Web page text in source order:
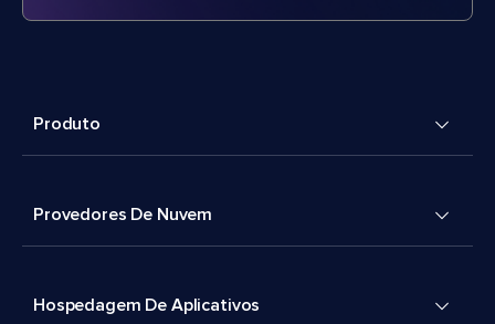
Produto
Provedores De Nuvem
Hospedagem De Aplicativos